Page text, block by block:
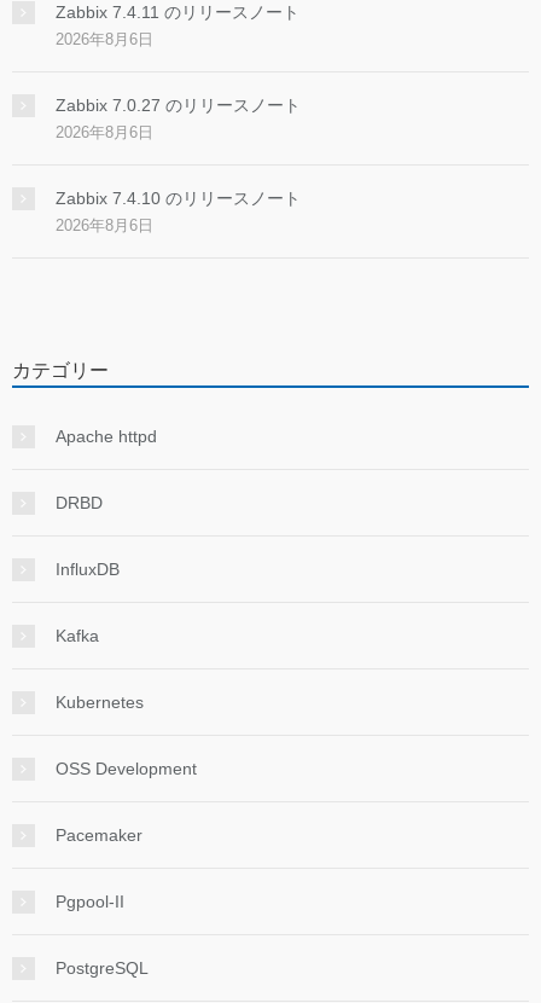
Zabbix 7.4.11 のリリースノート
2026年8月6日
Zabbix 7.0.27 のリリースノート
2026年8月6日
Zabbix 7.4.10 のリリースノート
2026年8月6日
カテゴリー
Apache httpd
DRBD
InfluxDB
Kafka
Kubernetes
OSS Development
Pacemaker
Pgpool-II
PostgreSQL